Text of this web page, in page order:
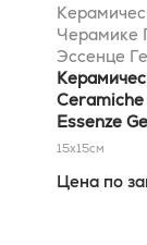
Черамике
Эссенце
13x13
Ceramiche
Essenze
13x13
15x15см
Цена по